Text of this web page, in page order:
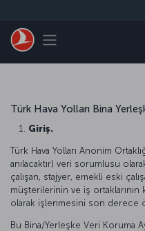
Toggle navigation
Türk Hava Yolları Bina
Giriş.
Türk Hava Yolları Anonim
anılacaktır) veri sorumlusu
çalışan, stajyer, emekli eski
müşterilerinin ve iş
olarak işlenmesini son derece
Bu Bina/Yerleşke Veri Koruma